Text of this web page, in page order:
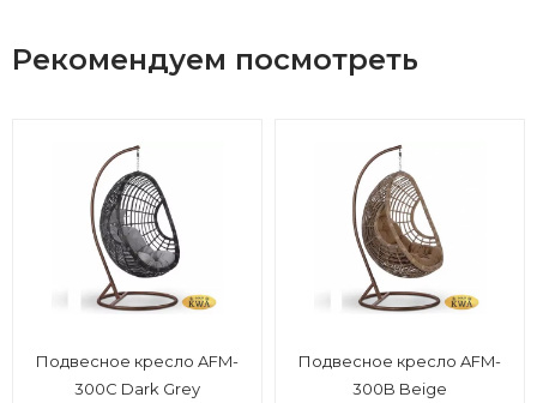
Рекомендуем посмотреть
Подвесное кресло AFM-
300C Dark Grey
Подвесное кресло AFM-
300B Beige